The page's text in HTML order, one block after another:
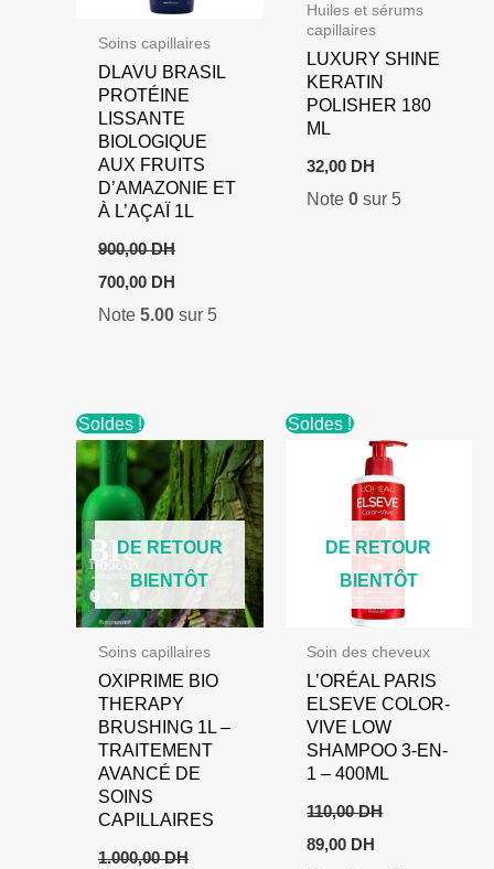
Soins capillaires
DLAVU BRASIL
PROTÉINE
LISSANTE
BIOLOGIQUE
AUX FRUITS
D’AMAZONIE ET
À L’AÇAÏ 1L
900,00DH
Le
prix
initial
700,00 DHLe
actuel
Note 5.00sur 5
Huiles et sérums
capillaires
LUXURY SHINE
KERATIN
POLISHER 180
ML
32,00 DH
Note0 sur 5
Soldes !
DE RETOUR
BIENTÔT
Soins capillaires
OXIPRIME BIO
THERAPY
BRUSHING 1L –
TRAITEMENT
AVANCÉ DE
SOINS
CAPILLAIRES
1.000,00DH
Soldes !
DE RETOUR
BIENTÔT
Soin des cheveux
L’ORÉAL PARIS
ELSEVE COLOR-
VIVE LOW
SHAMPOO 3-EN-
1 – 400ML
110,00DH
Le
prix
89,00 DH